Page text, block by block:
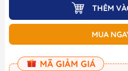
THÊM
MUA
MÃ GIẢM GIÁ